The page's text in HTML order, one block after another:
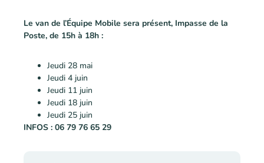
Le van de l’Équipe Mobile sera présent, Impasse de la
Poste, de 15h à 18h :
Jeudi 28 mai
Jeudi 4 juin
Jeudi 11 juin
Jeudi 18 juin
Jeudi 25 juin
INFOS : 06 79 76 65 29